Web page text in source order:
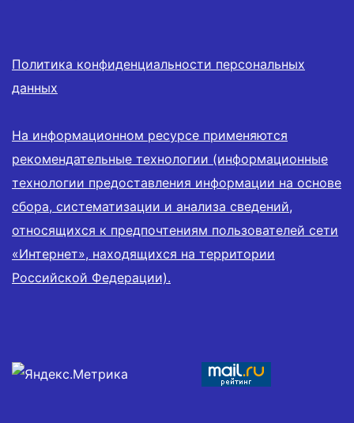
Политика конфиденциальности персональных
данных
На информационном ресурсе применяются
рекомендательные технологии (информационные
технологии предоставления информации на основе
сбора, систематизации и анализа сведений,
относящихся к предпочтениям пользователей сети
«Интернет», находящихся на территории
Российской Федерации).